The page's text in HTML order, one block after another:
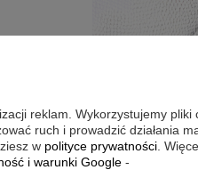
reklam. Wykorzystujemy pliki
ruch i prowadzić działania
w polityce prywatności .
i warunki Google -